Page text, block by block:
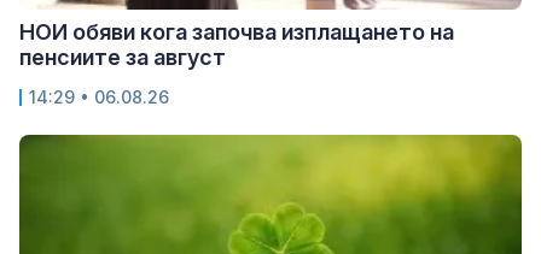
НОИ обяви кога започва изплащането на
пенсиите за август
14:29 • 06.08.26